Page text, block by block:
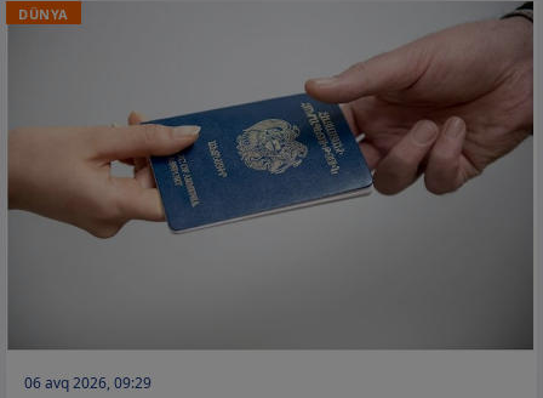
DÜNYA
06 avq 2026, 09:29